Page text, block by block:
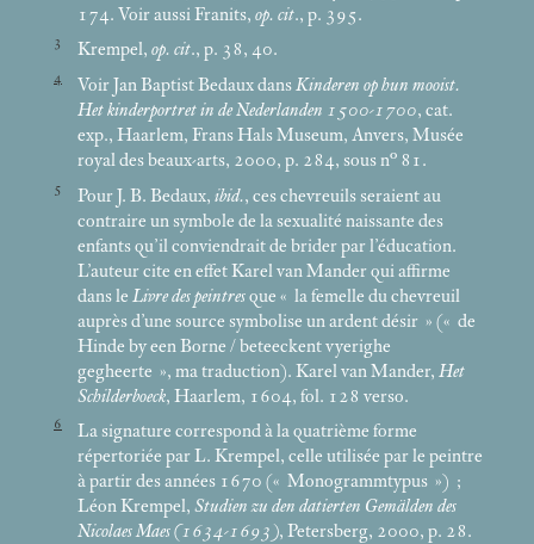
174. Voir aussi Franits, op. cit., p. 395.
3 Krempel, op. cit., p. 38, 40.
4 Voir Jan Baptist Bedaux dansKinderen op hun mooist.
Het kinderportret in de Nederlanden 1500-1700, cat.
exp., Haarlem, Frans Hals Museum, Anvers, Musée
royal des beaux-arts, 2000, p. 284, sous n° 81.
5 Pour J. B. Bedaux, ibid., ces chevreuils seraient au
contraire un symbole de la sexualité naissante des
enfants qu’il conviendrait de brider par l’éducation.
L’auteur cite en effet Karel van Mander qui affirme
dans le Livre des peintresque « la femelle du chevreuil
auprès d’une source symbolise un ardent désir » (« de
Hinde by een Borne / beteeckent vyerighe
gegheerte », ma traduction). Karel van Mander, Het
Schilderboeck, Haarlem, 1604, fol. 128 verso.
6
La signature correspond à la quatrième forme
répertoriée par L. Krempel, celle utilisée par le peintre
à partir des années 1670 (« Monogrammtypus ») ;
Léon Krempel, Studien zu den datierten Gemälden des
Nicolaes Maes (1634-1693), Petersberg, 2000, p. 28.